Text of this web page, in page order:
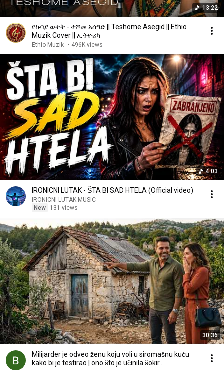
13:22
የኩባያ ወተት - ተሾመ አሰግድ || Teshome Asegid || Ethio
Muzik Cover || ኢትዮሪካ
Ethio Muzik • 496K views
4:03
IRONICNI LUTAK - ŠTA BI SAD HTELA (Official video)
IRONICNI LUTAK MUSIC
New
131 views
30:36
Milijarder je odveo ženu koju voli u siromašnu kuću
kako bi je testirao | ono što je učinila šokir..